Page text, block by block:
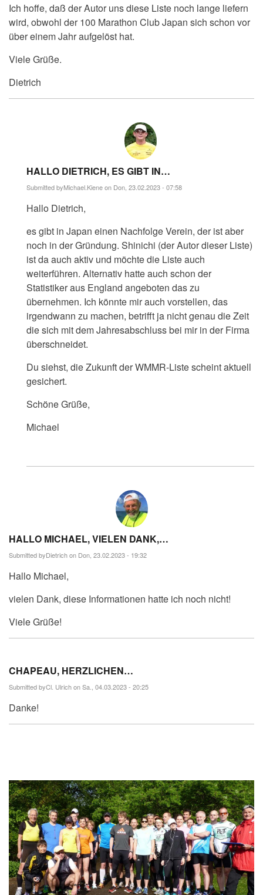
Ich hoffe, daß der Autor uns diese Liste noch lange liefern
wird, obwohl der 100 Marathon Club Japan sich schon vor
über einem Jahr aufgelöst hat.
Viele Grüße.
Dietrich
HALLO DIETRICH, ES GIBT IN…
Submitted byMichael.Kieneon Don, 23.02.2023 - 07:58
auf
Michael!
Ich…
von
Hallo Dietrich,
es gibt in Japan einen Nachfolge Verein, der ist aber
noch in der Gründung. Shinichi (der Autor dieser Liste)
ist da auch aktiv und möchte die Liste auch
weiterführen. Alternativ hatte auch schon der
Statistiker aus England angeboten das zu
übernehmen. Ich könnte mir auch vorstellen, das
irgendwann zu machen, betrifft ja nicht genau die Zeit
die sich mit dem Jahresabschluss bei mir in der Firma
überschneidet.
Du siehst, die Zukunft der WMMR-Liste scheint aktuell
gesichert.
Schöne Grüße,
Michael
HALLO MICHAEL, VIELEN DANK,…
Submitted byDietrichon Don, 23.02.2023 - 19:32
Hallo Michael,
vielen Dank, diese Informationen hatte ich noch nicht!
Viele Grüße!
CHAPEAU, HERZLICHEN…
Submitted byCl. Ulrichon Sa., 04.03.2023 - 20:25
Danke!